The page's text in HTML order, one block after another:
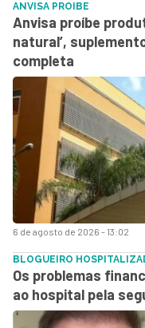
6 de agosto de 2026 - 13:02
ANVISA PROIBE
Anvisa proíbe
natural’,
completa
BLOGUEIRO
Os problemas
ao hospital pela